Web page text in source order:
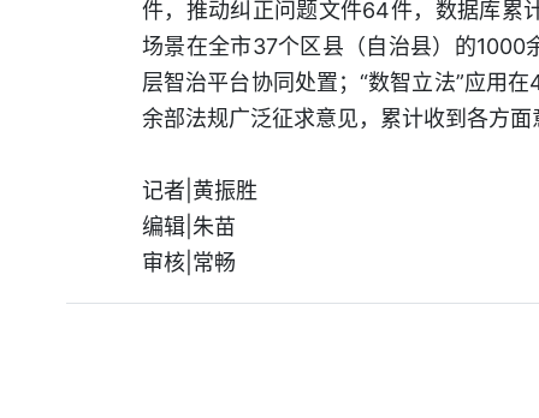
件，推动纠正问题文件64件，数据库累
场景在全市37个区县（自治县）的1000
层智治平台协同处置；“数智立法”应用
余部法规广泛征求意见，累计收到各方
记者|黄振胜
编辑|朱苗
审核|常畅